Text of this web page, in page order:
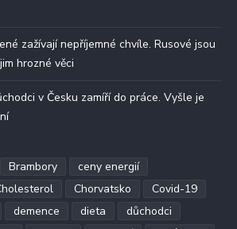
zažívají nepříjemné chvíle. Rusové jsou
hrozné věci
v Česku zamíří do práce. Vyšle je
Brambory
ceny energií
Chorvatsko
Covid-19
demence dieta
důchodci